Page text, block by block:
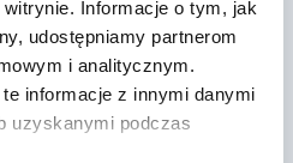
Informacje o tym, jak
udostępniamy partnerom
i analitycznym.
informacje z innymi danymi
uzyskanymi podczas